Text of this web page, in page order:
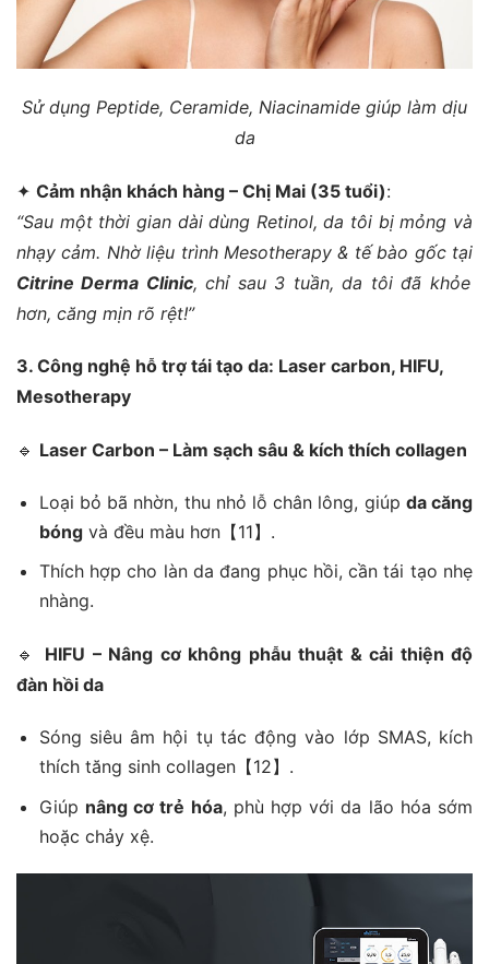
Sử dụng Peptide, Ceramide, Niacinamide giúp làm dịu
da
✦ Cảm nhận khách hàng – Chị Mai (35 tuổi):
“Sau một thời gian dài dùng Retinol, da tôi bị mỏng và
nhạy cảm. Nhờ liệu trình Mesotherapy & tế bào gốc tại
Citrine Derma Clinic, chỉ sau 3 tuần, da tôi đã khỏe
hơn, căng mịn rõ rệt!”
3. Công nghệ hỗ trợ tái tạo da: Laser carbon, HIFU,
Mesotherapy
🔹 Laser Carbon – Làm sạch sâu & kích thích collagen
Loại bỏ bã nhờn, thu nhỏ lỗ chân lông, giúp da căng
bóngvà đều màu hơn【11】.
Thích hợp cho làn da đang phục hồi, cần tái tạo nhẹ
nhàng.
🔹 HIFU – Nâng cơ không phẫu thuật & cải thiện độ
đàn hồi da
Sóng siêu âm hội tụ tác động vào lớp SMAS, kích
thích tăng sinh collagen【12】.
Giúp nâng cơ trẻ hóa, phù hợp với da lão hóa sớm
hoặc chảy xệ.